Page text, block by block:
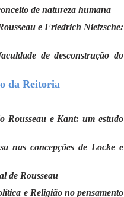
de natureza humana
e Friedrich Nietzsche:
de desconstrução do
da Reitoria
Rousseau e Kant: um estudo
nas concepções de Locke e
de Rousseau
e Religião no pensamento